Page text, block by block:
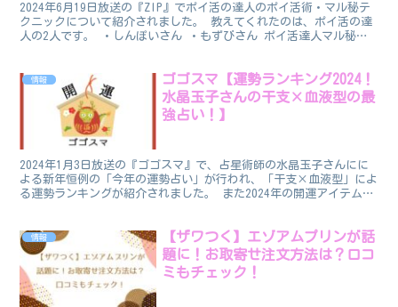
2024年6月19日放送の『ZIP』でポイ活の達人のポイ活術・マル秘テ
クニックについて紹介されました。 教えてくれたのは、ポイ活の達
人の2人です。 ・しんぽいさん ・もずびさん ポイ活達人マル秘テ
情報
ゴゴスマ【運勢ランキング2024！
水晶玉子さんの干支×血液型の最
強占い！】
2024年1月3日放送の『ゴゴスマ』で、占星術師の水晶玉子さんにに
よる新年恒例の「今年の運勢占い」が行われ、「干支×血液型」によ
る運勢ランキングが紹介されました。 また2024年の開運アイテムも
情報
【ザワつく】エゾアムプリンが話
題に！お取寄せ注文方法は？口コ
ミもチェック！